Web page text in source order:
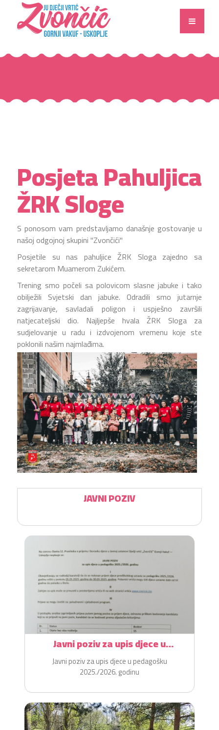
Posjeta Pahuljica
ŽRK Sloge
S ponosom vam predstavljamo današnje gostovanje u
našoj odgojnoj skupini "Zvončići"
Posjetile su nas pahuljice ŽRK Sloga zajedno sa
sekretarom Muamerom Zukićem.
Trening smo počeli sa polovicom slasne jabuke i tako
obilježili Svjetski dan jabuke. Odradili smo jutarnje
zagrijavanje, savladali poligon i uspješno završili
natjecateljski dio. Najljepše hvala ŽRK Sloga za
sudjelovanje u radu i izdvojenom vremenu koje ste
poklonili našim najmlađima.
JAVNI POZIV
Javni poziv za upis djece u
pedagošku 2025./2026. godinu
Javni poziv za upis djece u pedagošku
2025./2026. godinu